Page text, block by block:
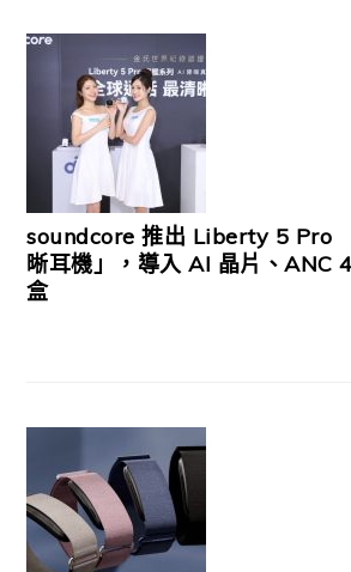
soundcore 推出 Liberty 5 Pro
晰耳機」，導入 AI 晶片、ANC
盒